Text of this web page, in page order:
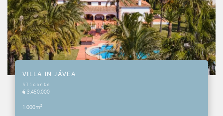
VILLA IN JÁVEA
Alicante
€ 3.450.000
1.000m²